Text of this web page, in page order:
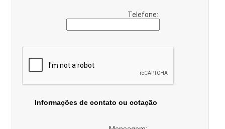
Telefone:
Informações de contato ou cotação